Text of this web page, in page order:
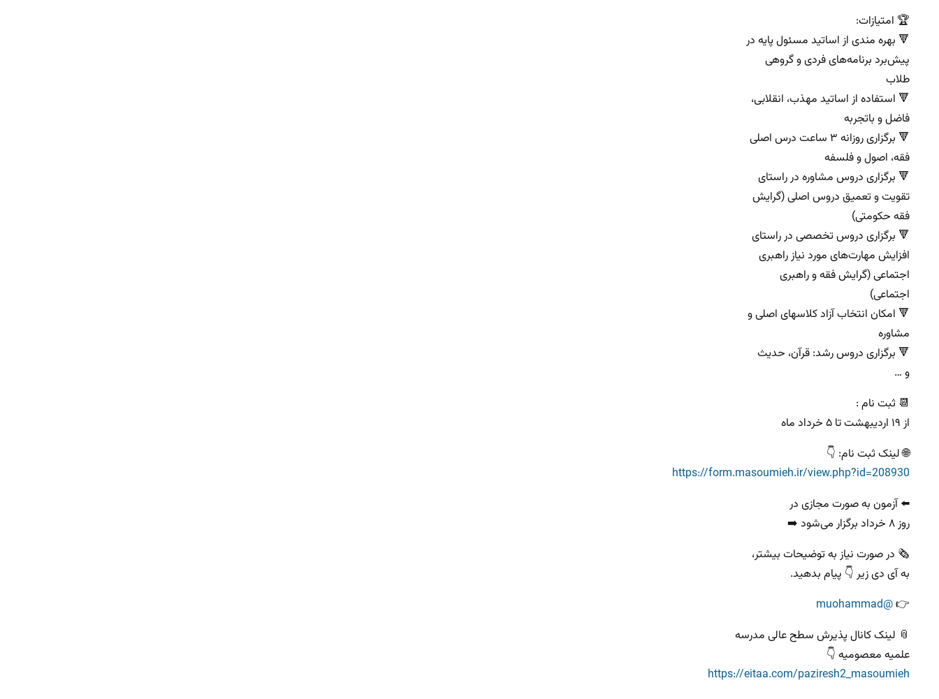
🏆 امتیازات:
🔻 بهره مندی از اساتید مسئول پایه در
پیش‌برد برنامه‌های فردی و گروهی
طلاب
🔻 استفاده از اساتید مهذب، انقلابی،
فاضل و باتجربه
🔻 برگزاری روزانه ۳ ساعت درس اصلی
فقه، اصول و فلسفه
🔻 برگزاری دروس مشاوره در راستای
تقویت و تعمیق دروس اصلی (گرایش
فقه حکومتی)
🔻 برگزاری دروس تخصصی در راستای
افزایش مهارت‌های مورد نیاز راهبری
اجتماعی (گرایش فقه و راهبری
اجتماعی)
🔻 امکان انتخاب آزاد کلاسهای اصلی و
مشاوره
🔻 برگزاری دروس رشد: قرآن، حدیث
و …
📆 ثبت نام :
از ۱۹ اردیبهشت تا ۵ خرداد ماه
🌐 لینک ثبت نام: 👇
https://form.masoumieh.ir/view.php?id=208930
⬅️ آزمون به صورت مجازی در
روز ۸ خرداد برگزار می‌شود ➡️
🗞 در صورت نیاز به توضیحات بیشتر،
به آی دی زیر 👇 پیام بدهید.
👉
@muohammad
📎 لینک کانال پذیرش سطح عالی مدرسه
علمیه معصومیه 👇
https://eitaa.com/paziresh2_masoumieh